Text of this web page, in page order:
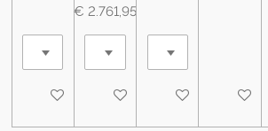
In winkelwagen
€ 2.761,95
In winkelwagenIn winkelwagen
In